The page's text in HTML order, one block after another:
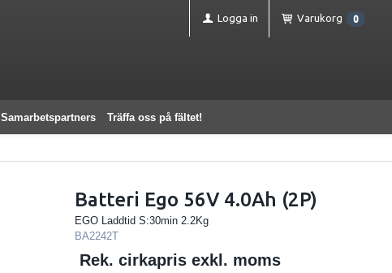
Logga in Varukorg 0
Samarbetspartners Träffa oss på fältet!
Batteri Ego 56V 4.0Ah (2P)
EGO Laddtid S:30min 2.2Kg
BA2242T
Rek. cirkapris exkl. moms